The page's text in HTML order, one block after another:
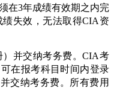
在3年成绩有效期之内完
失效，无法取得CIA资
并交纳考务费。CIA考
在报考科目时间内登录
交纳考务费。所有费用